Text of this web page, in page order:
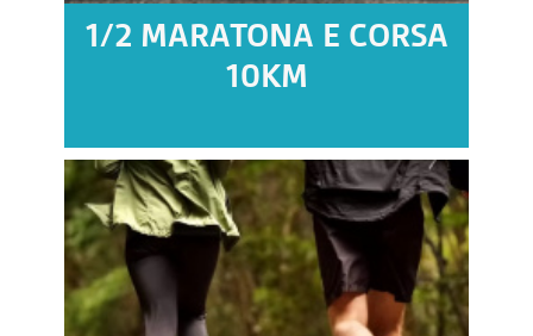
1/2 MARATONA E CORSA
10KM